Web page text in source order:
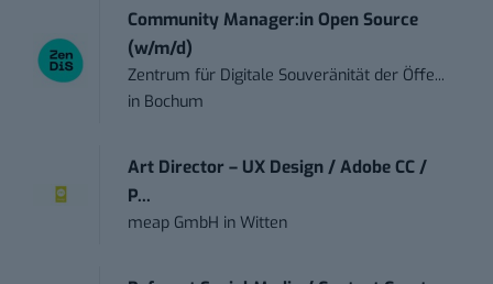
Community Manager:in Open Source
(w/m/d)
Zentrum für Digitale Souveränität der Öffe...
in Bochum
Art Director – UX Design / Adobe CC /
P...
meap GmbH inWitten